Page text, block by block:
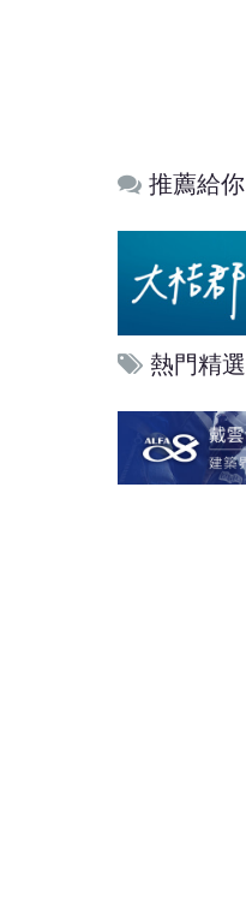
推薦給你
熱門精選